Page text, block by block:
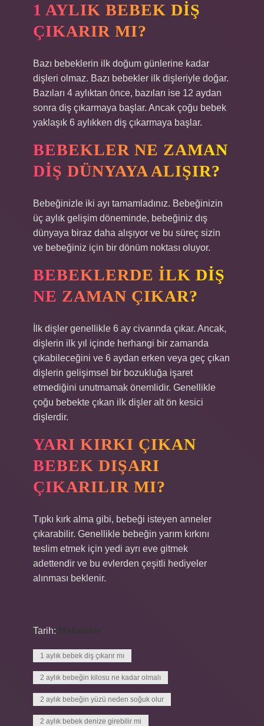
1 AYLIK BEBEK DIŞ
ÇIKARIR MI?
Bazı bebeklerin ilk doğum günlerine kadar
dişleri olmaz. Bazı bebekler ilk dişleriyle doğar.
Bazıları 4 aylıktan önce, bazıları ise 12 aydan
sonra diş çıkarmaya başlar. Ancak çoğu bebek
yaklaşık 6 aylıkken diş çıkarmaya başlar.
BEBEKLER NE ZAMAN
DIŞ DÜNYAYA ALIŞIR?
Bebeğinizle iki ayı tamamladınız. Bebeğinizin
üç aylık gelişim döneminde, bebeğiniz dış
dünyaya biraz daha alışıyor ve bu süreç sizin
ve bebeğiniz için bir dönüm noktası oluyor.
BEBEKLERDE ILK DIŞ
NE ZAMAN ÇIKAR?
İlk dişler genellikle 6 ay civarında çıkar. Ancak,
dişlerin ilk yıl içinde herhangi bir zamanda
çıkabileceğini ve 6 aydan erken veya geç çıkan
dişlerin gelişimsel bir bozukluğa işaret
etmediğini unutmamak önemlidir. Genellikle
çoğu bebekte çıkan ilk dişler alt ön kesici
dişlerdir.
YARI KIRKI ÇIKAN
BEBEK DIŞARI
ÇIKARILIR MI?
Tıpkı kırk alma gibi, bebeği isteyen anneler
çıkarabilir. Genellikle bebeğin yarım kırkını
teslim etmek için yedi ayrı eve gitmek
adettendir ve bu evlerden çeşitli hediyeler
alınması beklenir.
Tarih:
1 aylık bebek diş çıkarır mı
2 aylık bebeğin kilosu ne kadar olmalı
2 aylık bebeğin yüzü neden soğuk olur
2 aylık bebek denize girebilir mi